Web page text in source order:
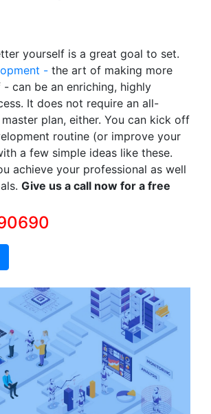
yourself is a great goal to set.
- the art of making more
can be an enriching, highly
It does not require an all-
plan, either. You can kick off
routine (or improve your
a few simple ideas like these.
achieve your professional as well
Give us a call now for a free